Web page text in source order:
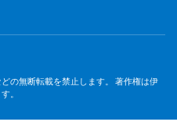
の無断転載を禁止します。 著作権は伊
。